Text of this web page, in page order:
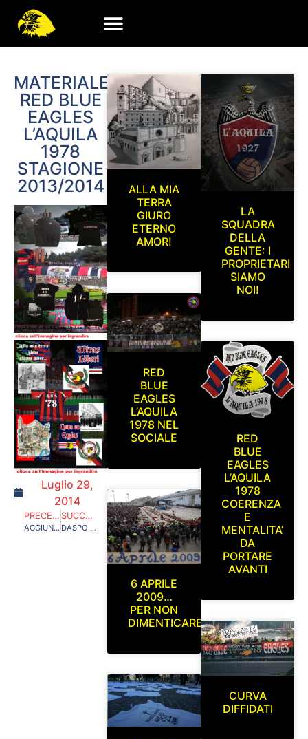
MATERIALE
RED BLUE
EAGLES
L’AQUILA
1978
STAGIONE
2013/2014
Luglio 29,
2014
PRECEDENTE
AGGIUNTA NUOVA SEZIONE FOTO R.B.E. 2014/2015 SERIE C
SUCCESSIVO
DASPO DI 8 ANNI E SORVEGLIANZA SPECIALE, LE NUOVE MISURE DEL GOVERNO
ALLA MIA
TERRA
GIURO
ETERNO
AMOR!
RED
BLUE
EAGLES
L’AQUILA
1978 NEL
SOCIALE
6 APRILE
2009…
PER NON
DIMENTICARE
LA
SQUADRA
DELLA
GENTE: I
PROPRIETARI
SIAMO
NOI!
RED
BLUE
EAGLES
L’AQUILA
1978
COERENZA
E
MENTALITA’
DA
PORTARE
AVANTI
CURVA
DIFFIDATI